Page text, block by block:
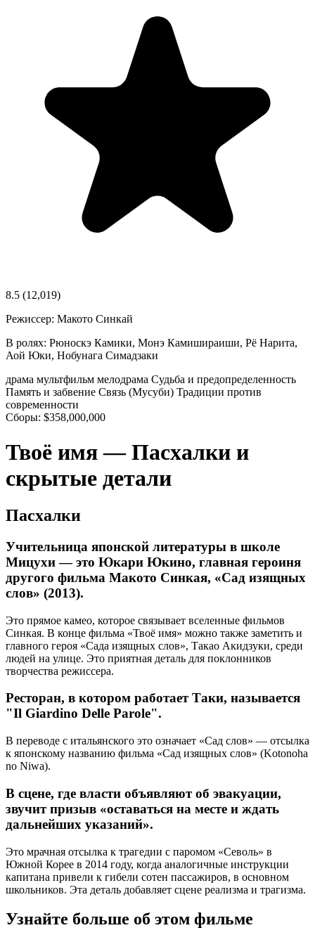
8.5 (12,019)
Режиссер: Макото Синкай
В ролях: Рюноскэ Камики, Монэ Камишираиши, Рё Нарита,
Аой Юки, Нобунага Симадзаки
драма мультфильм мелодрама Судьба и предопределенность
Память и забвение Связь (Мусуби) Традиции против
современности
Сборы: $358,000,000
Твоё имя — Пасхалки и
скрытые детали
Пасхалки
Учительница японской литературы в школе
Мицухи — это Юкари Юкино, главная героиня
другого фильма Макото Синкая, «Сад изящных
слов» (2013).
Это прямое камео, которое связывает вселенные фильмов
Синкая. В конце фильма «Твоё имя» можно также заметить и
главного героя «Сада изящных слов», Такао Акидзуки, среди
людей на улице. Это приятная деталь для поклонников
творчества режиссера.
Ресторан, в котором работает Таки, называется
"Il Giardino Delle Parole".
В переводе с итальянского это означает «Сад слов» — отсылка
к японскому названию фильма «Сад изящных слов» (Kotonoha
no Niwa).
В сцене, где власти объявляют об эвакуации,
звучит призыв «оставаться на месте и ждать
дальнейших указаний».
Это мрачная отсылка к трагедии с паромом «Севоль» в
Южной Корее в 2014 году, когда аналогичные инструкции
капитана привели к гибели сотен пассажиров, в основном
школьников. Эта деталь добавляет сцене реализма и трагизма.
Узнайте больше об этом фильме